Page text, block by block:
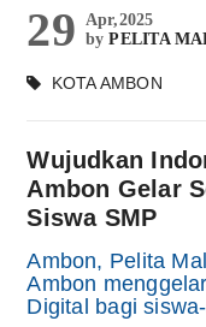
29
Apr,2025
byPELITA
KOTA AMBON
Wujudkan
Ambon Gelar
Siswa SMP
Ambon, Pelita
Ambon
Digital bagi